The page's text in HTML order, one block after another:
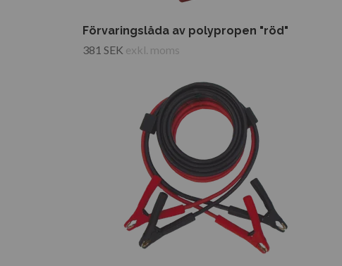
Förvaringslåda av polypropen "röd"
381 SEK exkl. moms